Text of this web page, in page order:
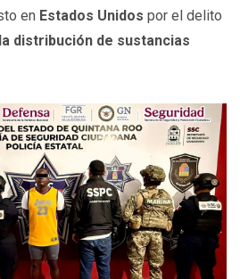
en Estados Unidos por el delito
distribución de sustancias